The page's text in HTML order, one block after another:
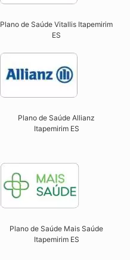
Plano de Saúde Vitallis Itapemirim
ES​
Plano de Saúde Allianz
Itapemirim ES​
Plano de Saúde Mais Saúde
Itapemirim ES​